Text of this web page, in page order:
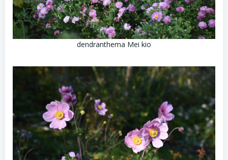
dendranthema Mei kio